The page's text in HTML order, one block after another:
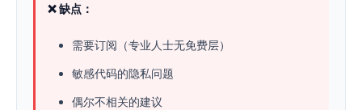
❌ 缺点：
需要订阅（专业人士无免费层）
敏感代码的隐私问题
偶尔不相关的建议